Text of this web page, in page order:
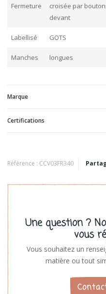
Fermeture
croisée par
devant
Labellisé GOTS
Manches longues
Marque
Voir
Certifications
Référence : CCV03FR340
Une question ?
vous
Vous souhaitez un
matière ou tout